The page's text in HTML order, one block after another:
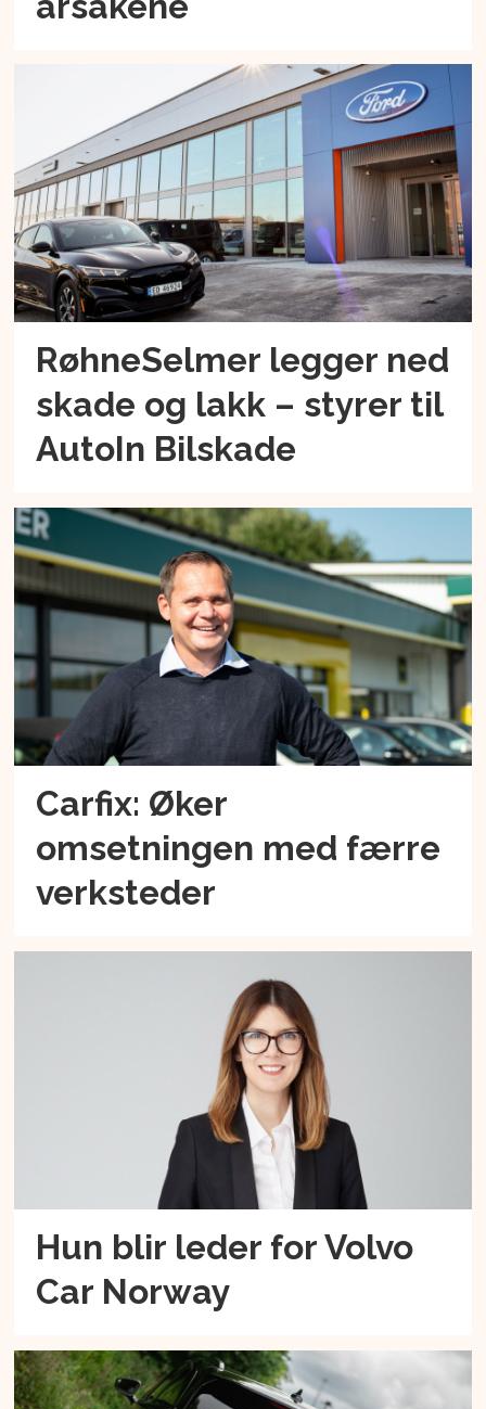
RøhneSelmer legger ned
skade og lakk – styrer til
AutoIn Bilskade
Carfix: Øker
omsetningen med færre
verksteder
Hun blir leder for Volvo
Car Norway